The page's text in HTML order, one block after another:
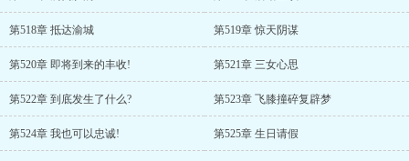
第518章 抵达渝城 第519章 惊天阴谋
第520章 即将到来的丰收! 第521章 三女心思
第522章 到底发生了什么? 第523章 飞膝撞碎复辟梦
第524章 我也可以忠诚! 第525章 生日请假